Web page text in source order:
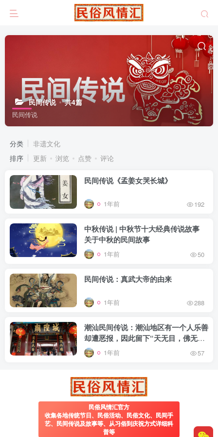
民间传说 共4篇
民间传说
分类
非遗文化
排序
更新 浏览 点赞 评论
民间传说《孟姜女哭长城》
1年前 192
中秋传说 | 中秋节十大经典传说故事
关于中秋的民间故事
1年前 50
民间传说：真武大帝的由来
1年前 288
潮汕民间传说：潮汕地区有一个人乐善
却遭恶报，因此留下“天无目，佛无
灵”的说法
1年前 57
民俗风情汇官方
收集各地传统节日、民俗活动、民俗文化、民间手
艺、民间传说及故事等、从习俗到庆祝方式详细科
普等